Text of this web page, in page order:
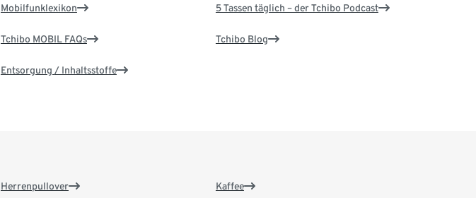
Mobilfunklexikon
Tchibo MOBIL FAQs
Entsorgung / Inhaltsstoffe
5 Tassen täglich – der Tchibo Podcast
Tchibo Blog
Herrenpullover Kaffee